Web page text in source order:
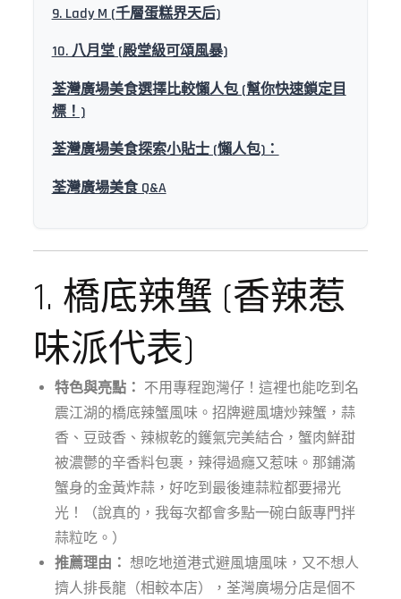
9. Lady M (千層蛋糕界天后)
10. 八月堂 (殿堂級可頌風暴)
荃灣廣場美食選擇比較懶人包 (幫你快速鎖定目
標！)
荃灣廣場美食探索小貼士 (懶人包)：
荃灣廣場美食 Q&A
1. 橋底辣蟹 (香辣惹
味派代表)
特色與亮點： 不用專程跑灣仔！這裡也能吃到名
震江湖的橋底辣蟹風味。招牌避風塘炒辣蟹，蒜
香、豆豉香、辣椒乾的鑊氣完美結合，蟹肉鮮甜
被濃鬱的辛香料包裹，辣得過癮又惹味。那鋪滿
蟹身的金黃炸蒜，好吃到最後連蒜粒都要掃光
光！（說真的，我每次都會多點一碗白飯專門拌
蒜粒吃。）
推薦理由： 想吃地道港式避風塘風味，又不想人
擠人排長龍（相較本店），荃灣廣場分店是個不